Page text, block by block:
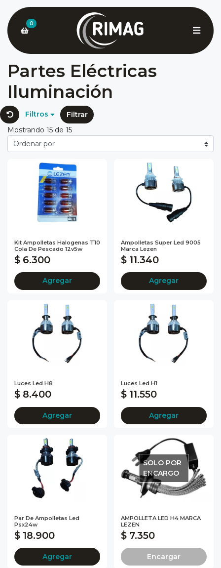
0
Partes Eléctricas
Iluminación
Filtros
Filtrar
Mostrando 15 de 15
Kit Ampolletas Halogenas T10
Cola De Pescado 12v5w
$ 6.300
Agregar
Ampolletas Super Led 9005
Marca Lezen
$ 11.340
Agregar
Luces Led H8
$ 8.400
Agregar
Luces Led H1
$ 11.550
Agregar
Par De Ampolletas Led
Psx24w
$ 18.900
Agregar
SOLO POR
ENCARGO
AMPOLLETA LED H4 MARCA
LEZEN
$ 7.350
Encargar